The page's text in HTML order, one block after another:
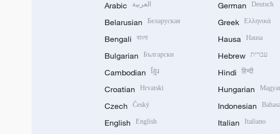
Arabic العربية
Belarusian Беларуская
Bengali বাংলা
Bulgarian Български
Cambodian ខ្មែរ
Croatian Hrvatski
Czech Český
English English
German Deutsch
Greek Ελληνικά
Hausa Hausa
Hebrew עברית
Hindi हिन्दी
Hungarian
Indonesian
Italian Italiano